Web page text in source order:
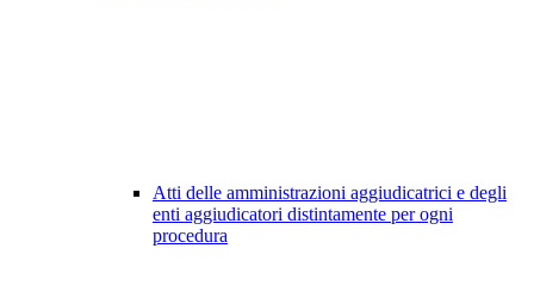
Atti delle amministrazioni aggiudicatrici e degli
enti aggiudicatori distintamente per ogni
procedura